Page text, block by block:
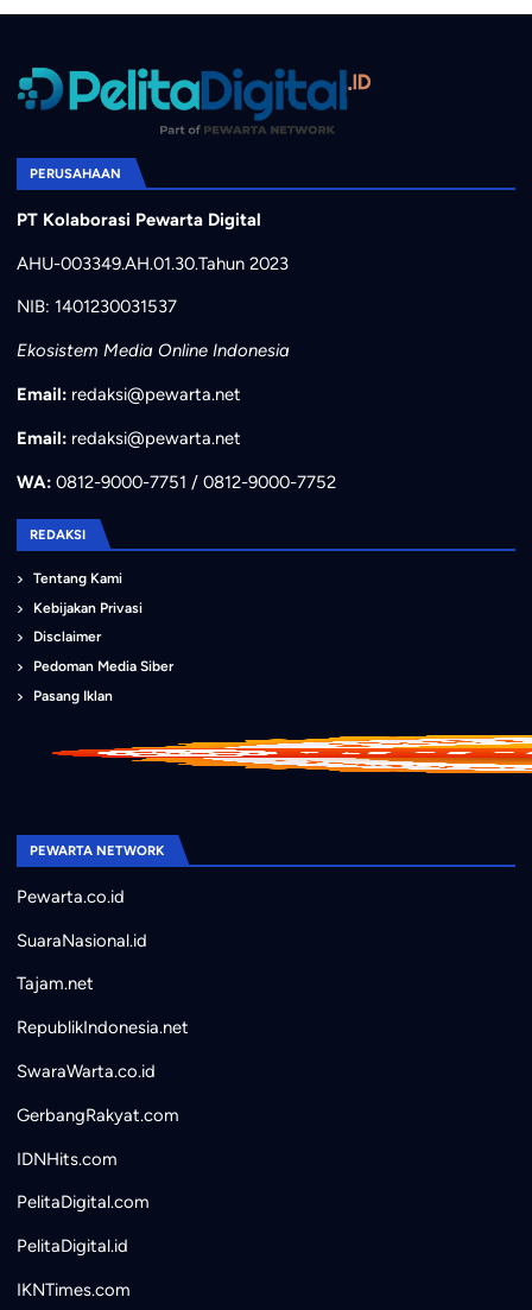
PERUSAHAAN
PT Kolaborasi Pewarta Digital
AHU-003349.AH.01.30.Tahun 2023
NIB: 1401230031537
Ekosistem Media Online Indonesia
Email: redaksi@pewarta.net
Email: redaksi@pewarta.net
WA:0812-9000-7751 / 0812-9000-7752
REDAKSI
Tentang Kami
Kebijakan Privasi
Disclaimer
Pedoman Media Siber
Pasang Iklan
PEWARTA NETWORK
Pewarta.co.id
SuaraNasional.id
Tajam.net
RepublikIndonesia.net
SwaraWarta.co.id
GerbangRakyat.com
IDNHits.com
PelitaDigital.com
PelitaDigital.id
IKNTimes.com